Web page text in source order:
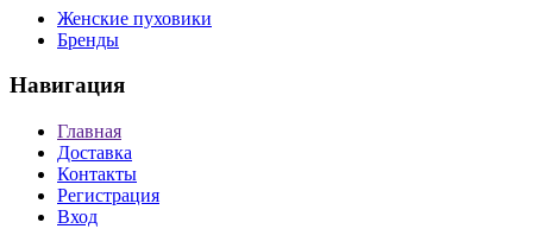
Женские пуховики
Бренды
Навигация
Главная
Доставка
Контакты
Регистрация
Вход